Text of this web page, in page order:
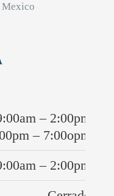
Mexico
– 2:00pm
– 7:00opm
– 2:00pm